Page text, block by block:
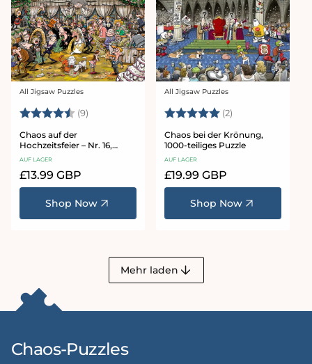
Anbieter:
All Jigsaw Puzzles
Bewertung:(9) 4.9 von 5 Sternen
Chaos auf der
Hochzeitsfeier – Nr. 16,
1000- oder 500-teiliges
AUF LAGER
Normaler
Preis
£13.99 GBP
Shop Now
Anbieter:
All Jigsaw Puzzles
Bewertung:(2)
Chaos bei der Krönung,
1000-teiliges Puzzle
AUF LAGER
Normaler
Preis
£19.99 GBP
Shop Now
Mehr laden
Chaos-Puzzles